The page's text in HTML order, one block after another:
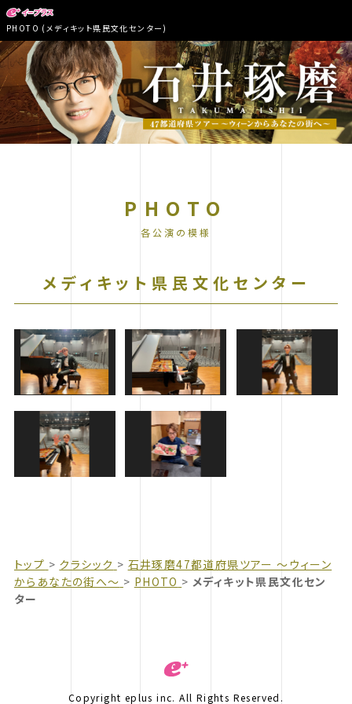
PHOTO (メディキット県民文化センター)
PHOTO
メディキット県民文化センター
トップ クラシック
石井琢磨47都道府県ツアー 〜ウィーン
からあなたの街へ〜
PHOTO
メディキット県民文化セン
ター
Copyright eplus inc. All Rights Reserved.